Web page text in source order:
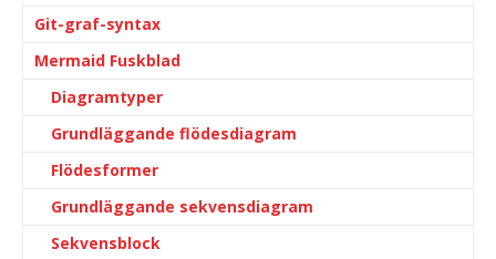
Git-graf-syntax
Mermaid Fuskblad
Diagramtyper
Grundläggande flödesdiagram
Flödesformer
Grundläggande sekvensdiagram
Sekvensblock